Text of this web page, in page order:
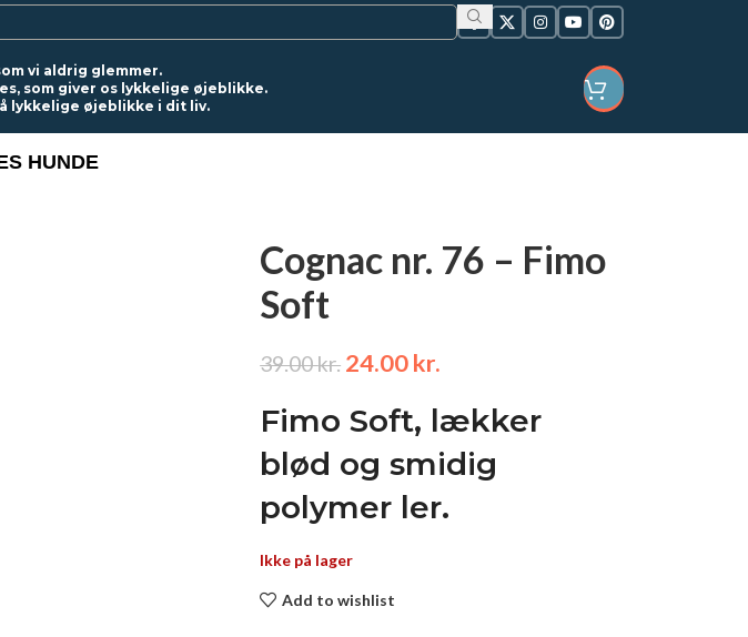
vi aldrig glemmer.
som giver os lykkelige øjeblikke.
lykkelige øjeblikke i dit liv.
HUNDE
Cognac nr. 76 – Fimo
Soft
39.00kr. 24.00kr.
Fimo Soft, lækker
blød og smidig
polymer ler.
Ikke på lager
Add to wishlist